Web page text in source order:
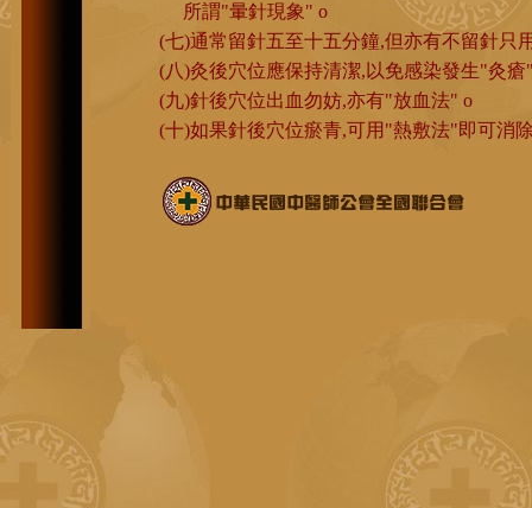
所謂"暈針現象" o
(七)通常留針五至十五分鐘,但亦有不留針只
(八)灸後穴位應保持清潔,以免感染發生"灸瘡
(九)針後穴位出血勿妨,亦有"放血法" o
(十)如果針後穴位瘀青,可用"熱敷法"即可消